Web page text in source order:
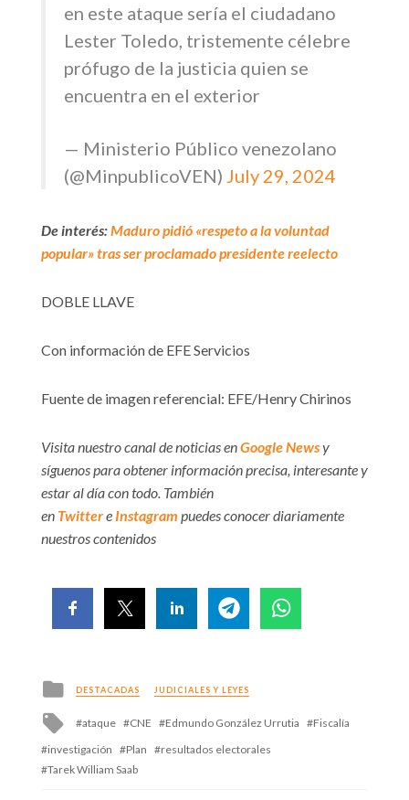
en este ataque sería el ciudadano
Lester Toledo, tristemente célebre
prófugo de la justicia quien se
encuentra en el exterior
— Ministerio Público venezolano
(@MinpublicoVEN) July 29, 2024
De interés:Maduro pidió «respeto a la voluntad
popular» tras ser proclamado presidente reelecto
DOBLE LLAVE
Con información de EFE Servicios
Fuente de imagen referencial: EFE/Henry Chirinos
Visita nuestro canal de noticias enGoogle Newsy
síguenos para obtener información precisa, interesante y
estar al día con todo. También
en Twittere Instagram puedes conocer diariamente
nuestros contenidos
Posted
in
DESTACADAS JUDICIALES Y LEYES
Tagged
ataque CNE Edmundo González Urrutia
Fiscalía
investigación
Plan
resultados electorales
Tarek William Saab